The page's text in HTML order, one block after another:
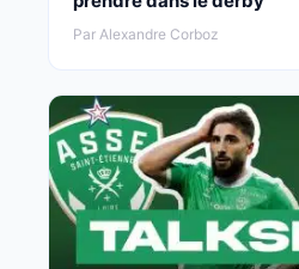
Par Alexandre Corboz